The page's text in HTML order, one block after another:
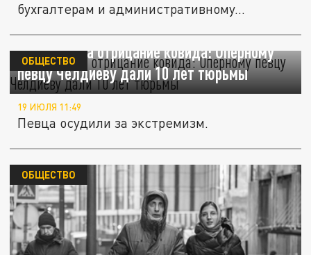
бухгалтерам и административному...
Наказали за отрицание ковида: Оперному
певцу Челдиеву дали 10 лет тюрьмы
ОБЩЕСТВО
19 ИЮЛЯ 11:49
Певца осудили за экстремизм.
ОБЩЕСТВО